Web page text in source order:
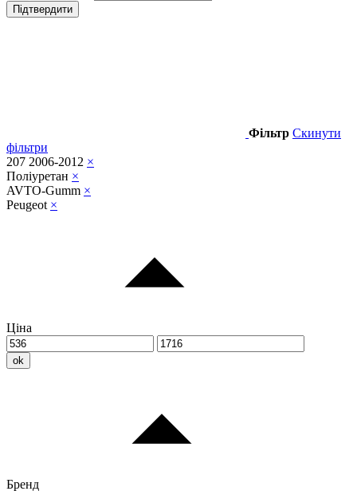
Підтвердити
Фільтр Скинути
фільтри
207 2006-2012 ×
Поліуретан ×
AVTO-Gumm ×
Peugeot ×
Ціна
ok
Бренд